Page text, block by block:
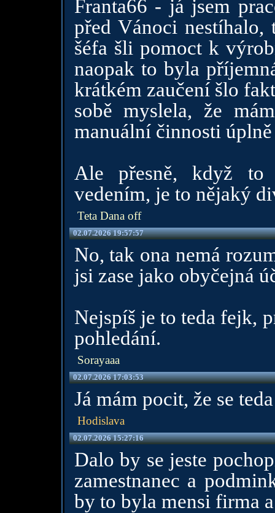
Franta66 - já jsem
před Vánoci nestíhalo,
šéfa šli pomoct k
naopak to byla
krátkém zaučení šlo
sobě myslela, že
manuální činnosti
Ale přesně, když to
vedením, je to nějaký
Teta Dana off
02.07.2026 19:57:57
No, tak ona nemá
jsi zase jako obyčejná
Nejspíš je to teda fejk,
pohledání.
Sorayaaa
02.07.2026 17:03:53
Já mám pocit, že se
Hodislava
02.07.2026 15:27:16
Dalo by se jeste
zamestnanec a
by to byla mensi firma